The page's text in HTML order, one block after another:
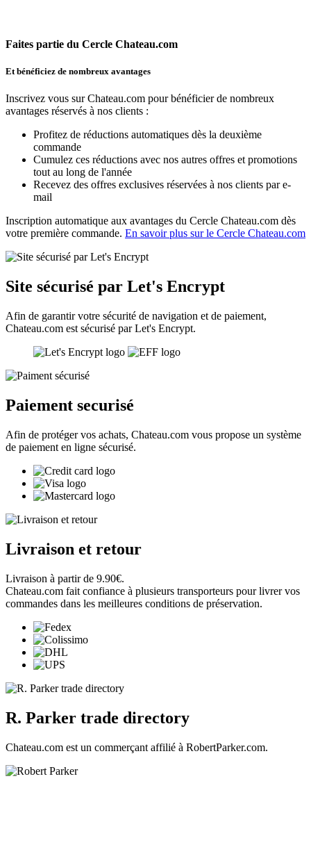
Faites partie du Cercle Chateau.com
Et bénéficiez de nombreux avantages
Inscrivez vous sur Chateau.com pour bénéficier de nombreux
avantages réservés à nos clients :
Profitez de réductions automatiques dès la deuxième
commande
Cumulez ces réductions avec nos autres offres et promotions
tout au long de l'année
Recevez des offres exclusives réservées à nos clients par e-
mail
Inscription automatique aux avantages du Cercle Chateau.com dès
votre première commande. En savoir plus sur le Cercle Chateau.com
Site sécurisé par Let's Encrypt
Afin de garantir votre sécurité de navigation et de paiement,
Chateau.com est sécurisé par Let's Encrypt.
Paiement securisé
Afin de protéger vos achats, Chateau.com vous propose un système
de paiement en ligne sécurisé.
Livraison et retour
Livraison à partir de 9.90€.
Chateau.com fait confiance à plusieurs transporteurs pour livrer vos
commandes dans les meilleures conditions de préservation.
R. Parker trade directory
Chateau.com est un commerçant affilié à RobertParker.com.